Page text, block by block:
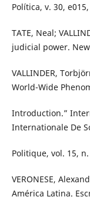
Política, v. 30,
TATE, Neal;
judicial power. New
VALLINDER,
World-Wide
Introduction.”
Internationale De
Politique, vol. 15,
VERONESE,
América Latina.